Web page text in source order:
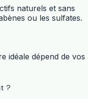
naturels et sans
ou les sulfates.
idéale dépend de vos
?